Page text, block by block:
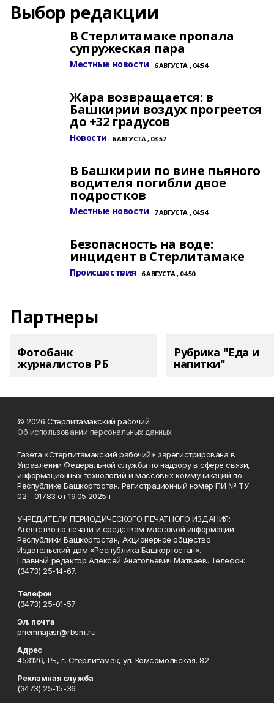
Выбор редакции
В Стерлитамаке пропала
супружеская пара
Местные новости 6 АВГУСТА , 04:54
Жара возвращается: в
Башкирии воздух прогреется
до +32 градусов
Новости 6 АВГУСТА , 03:57
В Башкирии по вине пьяного
водителя погибли двое
подростков
Местные новости 7 АВГУСТА , 04:54
Безопасность на воде:
инцидент в Стерлитамаке
Происшествия 6 АВГУСТА , 04:50
Партнеры
Фотобанк
журналистов РБ
Рубрика "Еда и
напитки"
© 2026 Стерлитамакский рабочий
Об использовании персональных данных
Газета «Стерлитамакский рабочий» зарегистрирована в
Управлении Федеральной службы по надзору в сфере связи,
информационных технологий и массовых коммуникаций по
Республике Башкортостан. Регистрационный номер ПИ № ТУ
02 - 01783 от 19.05.2025 г.
УЧРЕДИТЕЛИ ПЕРИОДИЧЕСКОГО ПЕЧАТНОГО ИЗДАНИЯ:
Агентство по печати и средствам массовой информации
Республики Башкортостан, Акционерное общество
Издательский дом «Республика Башкортостан».
Главный редактор Алексей Анатольевич Матвеев. Телефон:
(3473) 25-14-67.
Телефон
(3473) 25-01-57
Эл. почта
priemnajasr@rbsmi.ru
Адрес
453126, РБ, г. Стерлитамак, ул. Комсомольская, 82
Рекламная служба
(3473) 25-15-36